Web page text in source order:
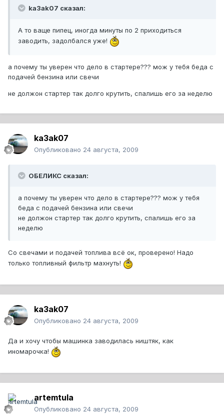
ka3ak07 сказал:
А то ваще пипец, иногда минуты по 2 приходиться
заводить, задолбался уже!
а почему ты уверен что дело в стартере??? мож у тебя беда с
подачей бензина или свечи
не должон стартер так долго крутить, спалишь его за неделю
ka3ak07
Опубликовано 24 августа, 2009
ОБЕЛИКС сказал:
а почему ты уверен что дело в стартере??? мож у тебя
беда с подачей бензина или свечи
не должон стартер так долго крутить, спалишь его за
неделю
Со свечами и подачей топлива всё ок, проверено! Надо
только топливный фильтр махнуть!
ka3ak07
Опубликовано 24 августа, 2009
Да и хочу чтобы машинка заводилась ништяк, как
иномарочка!
artemtula
Опубликовано 24 августа, 2009